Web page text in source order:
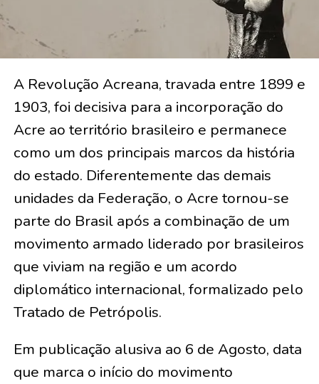
A Revolução Acreana, travada entre 1899 e
1903, foi decisiva para a incorporação do
Acre ao território brasileiro e permanece
como um dos principais marcos da história
do estado. Diferentemente das demais
unidades da Federação, o Acre tornou-se
parte do Brasil após a combinação de um
movimento armado liderado por brasileiros
que viviam na região e um acordo
diplomático internacional, formalizado pelo
Tratado de Petrópolis.
Em publicação alusiva ao 6 de Agosto, data
que marca o início do movimento